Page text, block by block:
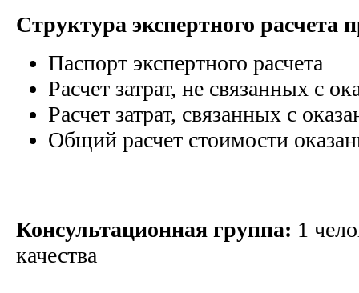
Структура экспертного расчета
Паспорт экспертного расчета
Расчет затрат, не связанных с
Расчет затрат, связанных с
Общий расчет стоимости
Консультационная группа: 1
качества